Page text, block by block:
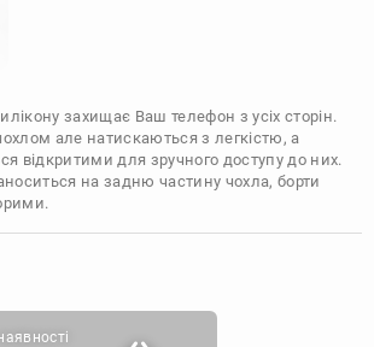
захищає Ваш телефон з усіх сторін.
але натискаються з легкістю, а
відкритими для зручного доступу до них.
на задню частину чохла, борти